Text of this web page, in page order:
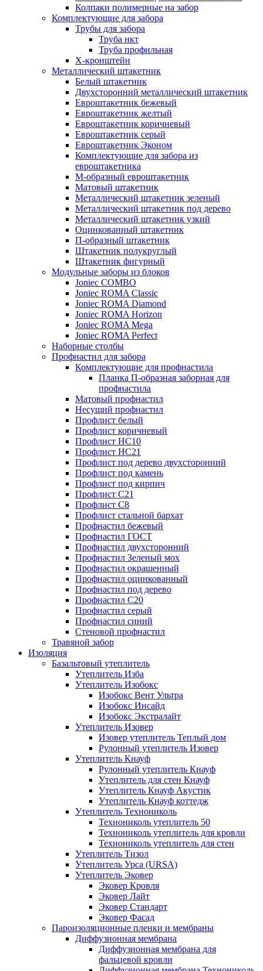
Колпаки полимерные на забор
Комплектующие для забора
Трубы для забора
Труба нкт
Труба профильная
Х-кронштейн
Металлический штакетник
Белый штакетник
Двухсторонний металлический штакетник
Евроштакетник бежевый
Евроштакетник желтый
Евроштакетник коричневый
Евроштакетник серый
Евроштакетник Эконом
Комплектующие для забора из
евроштакетника
М-образный евроштакетник
Матовый штакетник
Металлический штакетник зеленый
Металлический штакетник под дерево
Металлический штакетник узкий
Оцинкованный штакетник
П-образный штакетник
Штакетник полукруглый
Штакетник фигурный
Модульные заборы из блоков
Joniec COMBO
Joniec ROMA Classic
Joniec ROMA Diamond
Joniec ROMA Horizon
Joniec ROMA Mega
Joniec ROMA Perfect
Наборные столбы
Профнастил для забора
Комплектующие для профнастила
Планка П-образная заборная для
профнастила
Матовый профнастил
Несущий профнастил
Профлист белый
Профлист коричневый
Профлист НС10
Профлист НС21
Профлист под дерево двухсторонний
Профлист под камень
Профлист под кирпич
Профлист С21
Профлист С8
Профлист стальной бархат
Профнастил бежевый
Профнастил ГОСТ
Профнастил двухсторонний
Профнастил Зеленый мох
Профнастил окрашенный
Профнастил оцинкованный
Профнастил под дерево
Профнастил С20
Профнастил серый
Профнастил синий
Стеновой профнастил
Травяной забор
Изоляция
Базальтовый утеплитель
Утеплитель Изба
Утеплитель Изобокс
Изобокс Вент Ультра
Изобокс Инсайд
Изобокс Экстралайт
Утеплитель Изовер
Изовер утеплитель Теплый дом
Рулонный утеплитель Изовер
Утеплитель Кнауф
Рулонный утеплитель Кнауф
Утеплитель для стен Кнауф
Утеплитель Кнауф Акустик
Утеплитель Кнауф коттедж
Утеплитель Технониколь
Технониколь утеплитель 50
Технониколь утеплитель для кровли
Технониколь утеплитель для стен
Утеплитель Тизол
Утеплитель Урса (URSA)
Утеплитель Эковер
Эковер Кровля
Эковер Лайт
Эковер Стандарт
Эковер Фасад
Пароизоляционные пленки и мембраны
Диффузионная мембрана
Диффузионная мембрана для
фальцевой кровли